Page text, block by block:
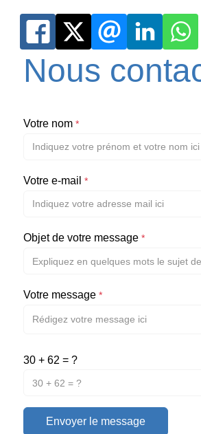
Nous
Votre nom*
Votre e-mail*
Objet de votre message*
Votre message*
30 + 62 = ?
Envoyer le message